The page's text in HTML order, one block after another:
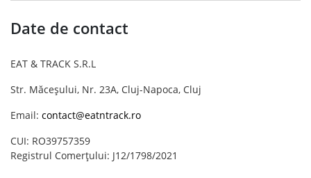
Date de contact
EAT & TRACK S.R.L
Str. Măceșului, Nr. 23A, Cluj-Napoca, Cluj
Email: contact@eatntrack.ro
CUI: RO39757359
Registrul Comerțului: J12/1798/2021